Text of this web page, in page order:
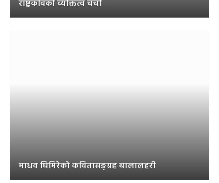
राष्ट्रकविको व्यक्तित्व चर्चा
माधव घिमिरेको कवितासङ्ग्रह बालालहरी